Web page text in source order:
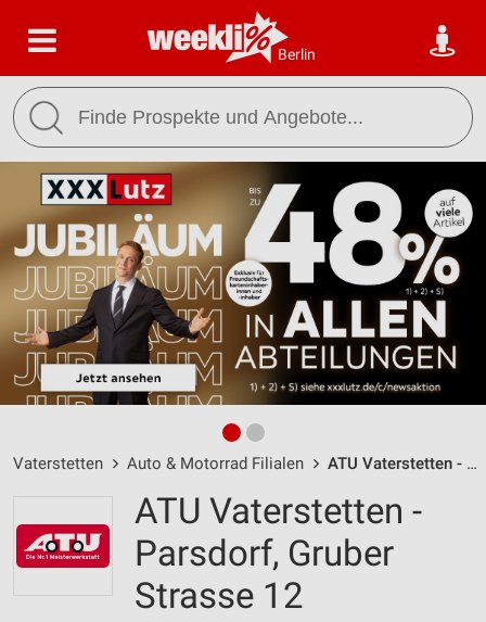
Berlin
Vaterstetten Auto & Motorrad Filialen ATU Vaterstetten - Parsdorf / Gruber Strasse 12 - Öffnungszeiten & Adresse
ATU Vaterstetten -
Parsdorf, Gruber
Strasse 12